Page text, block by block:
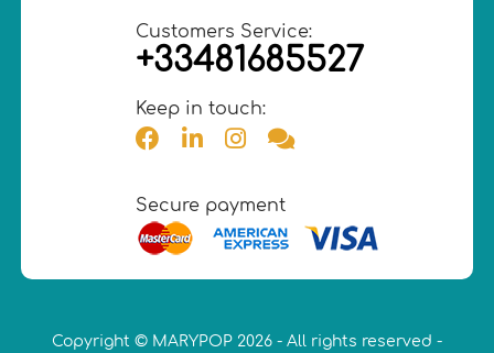
Customers Service:
+33481685527
Keep in touch:
Secure payment
Copyright © MARYPOP 2026 - All rights reserved -